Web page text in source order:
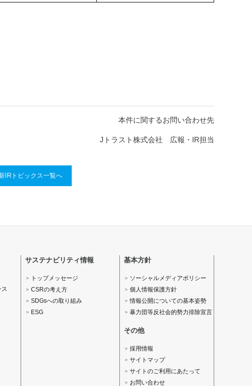
本件に関するお問い合わせ先
Jトラスト株式会社 広報・IR担当
IRトピックス一覧へ
ス
サステナビリティ情報
トップメッセージ
CSRの考え方
SDGsへの取り組み
ESG
基本方針
ソーシャルメディアポリシー
個人情報保護方針
情報公開についての基本姿勢
暴力団等反社会的勢力排除宣言
その他
採用情報
サイトマップ
サイトのご利用にあたって
お問い合わせ